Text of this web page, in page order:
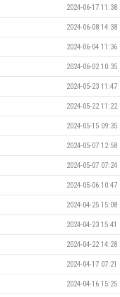
2024-06-17 11:38
2024-06-08 14:38
2024-06-04 11:36
2024-06-02 10:35
2024-05-23 11:47
2024-05-22 11:22
2024-05-15 09:35
2024-05-07 12:58
2024-05-07 07:24
2024-05-06 10:47
2024-04-25 15:08
2024-04-23 15:41
2024-04-22 14:28
2024-04-17 07:21
2024-04-16 15:25